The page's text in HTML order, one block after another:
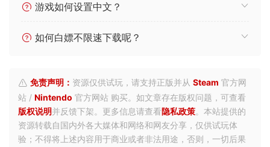
游戏如何设置中文？
如何白嫖不限速下载呢？
免责声明： 资源仅供试玩，请支持正版并从 Steam 官方网
站 / Nintendo 官方网站 购买。如文章存在版权问题，可查看
版权说明并反馈下架。更多信息请查看隐私政策。本站提供的
资源转载自国内外各大媒体和网络和网友分享，仅供试玩体
验；不得将上述内容用于商业或者非法用途，否则，一切后果